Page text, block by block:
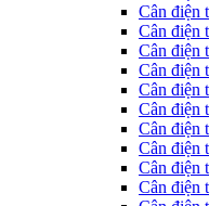
Cân điện
Cân điện
Cân điện
Cân điện
Cân điện
Cân điện
Cân điện
Cân điện
Cân điện
Cân điện